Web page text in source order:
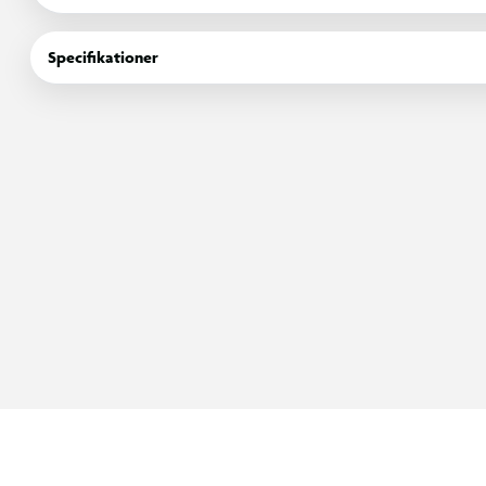
Penalhuset har god plads til blyanter, farver, viskelæder og
farverige detaljer og kreativ leg.
Specifikationer